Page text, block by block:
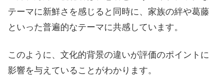
テーマに新鮮さを感じると同時に、家族の絆や葛藤
といった普遍的なテーマに共感しています。
このように、文化的背景の違いが評価のポイントに
影響を与えていることがわかります。